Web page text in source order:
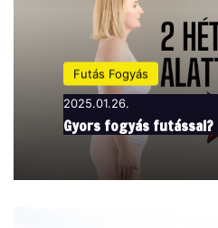
Futás Fogyás
2025.01.26.
Gyors fogyás futással?